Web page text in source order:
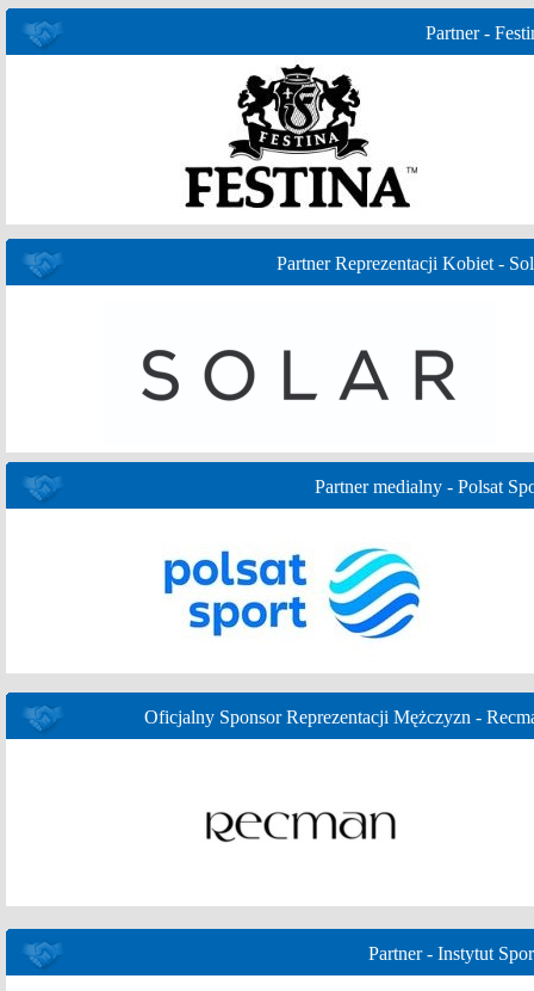
Partner -
Partner Reprezentacji Kobiet -
Partner medialny - Polsat
Oficjalny Sponsor Reprezentacji Mężczyzn -
Partner - Instytut